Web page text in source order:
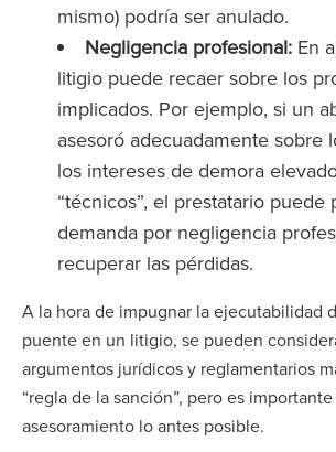
mismo) podría ser anulado.
Negligencia profesional: En
litigio puede recaer sobre los
implicados. Por ejemplo, si un
asesoró adecuadamente sobre
los intereses de demora
“técnicos”, el prestatario puede
demanda por negligencia
recuperar las pérdidas.
A la hora de impugnar la ejecutabilidad
puente en un litigio, se pueden
argumentos jurídicos y reglamentarios
“regla de la sanción”, pero es
asesoramiento lo antes posible.